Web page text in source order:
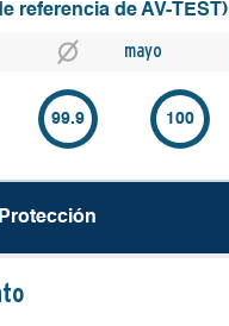
referencia de AV-TEST)
mayo
99.9 100